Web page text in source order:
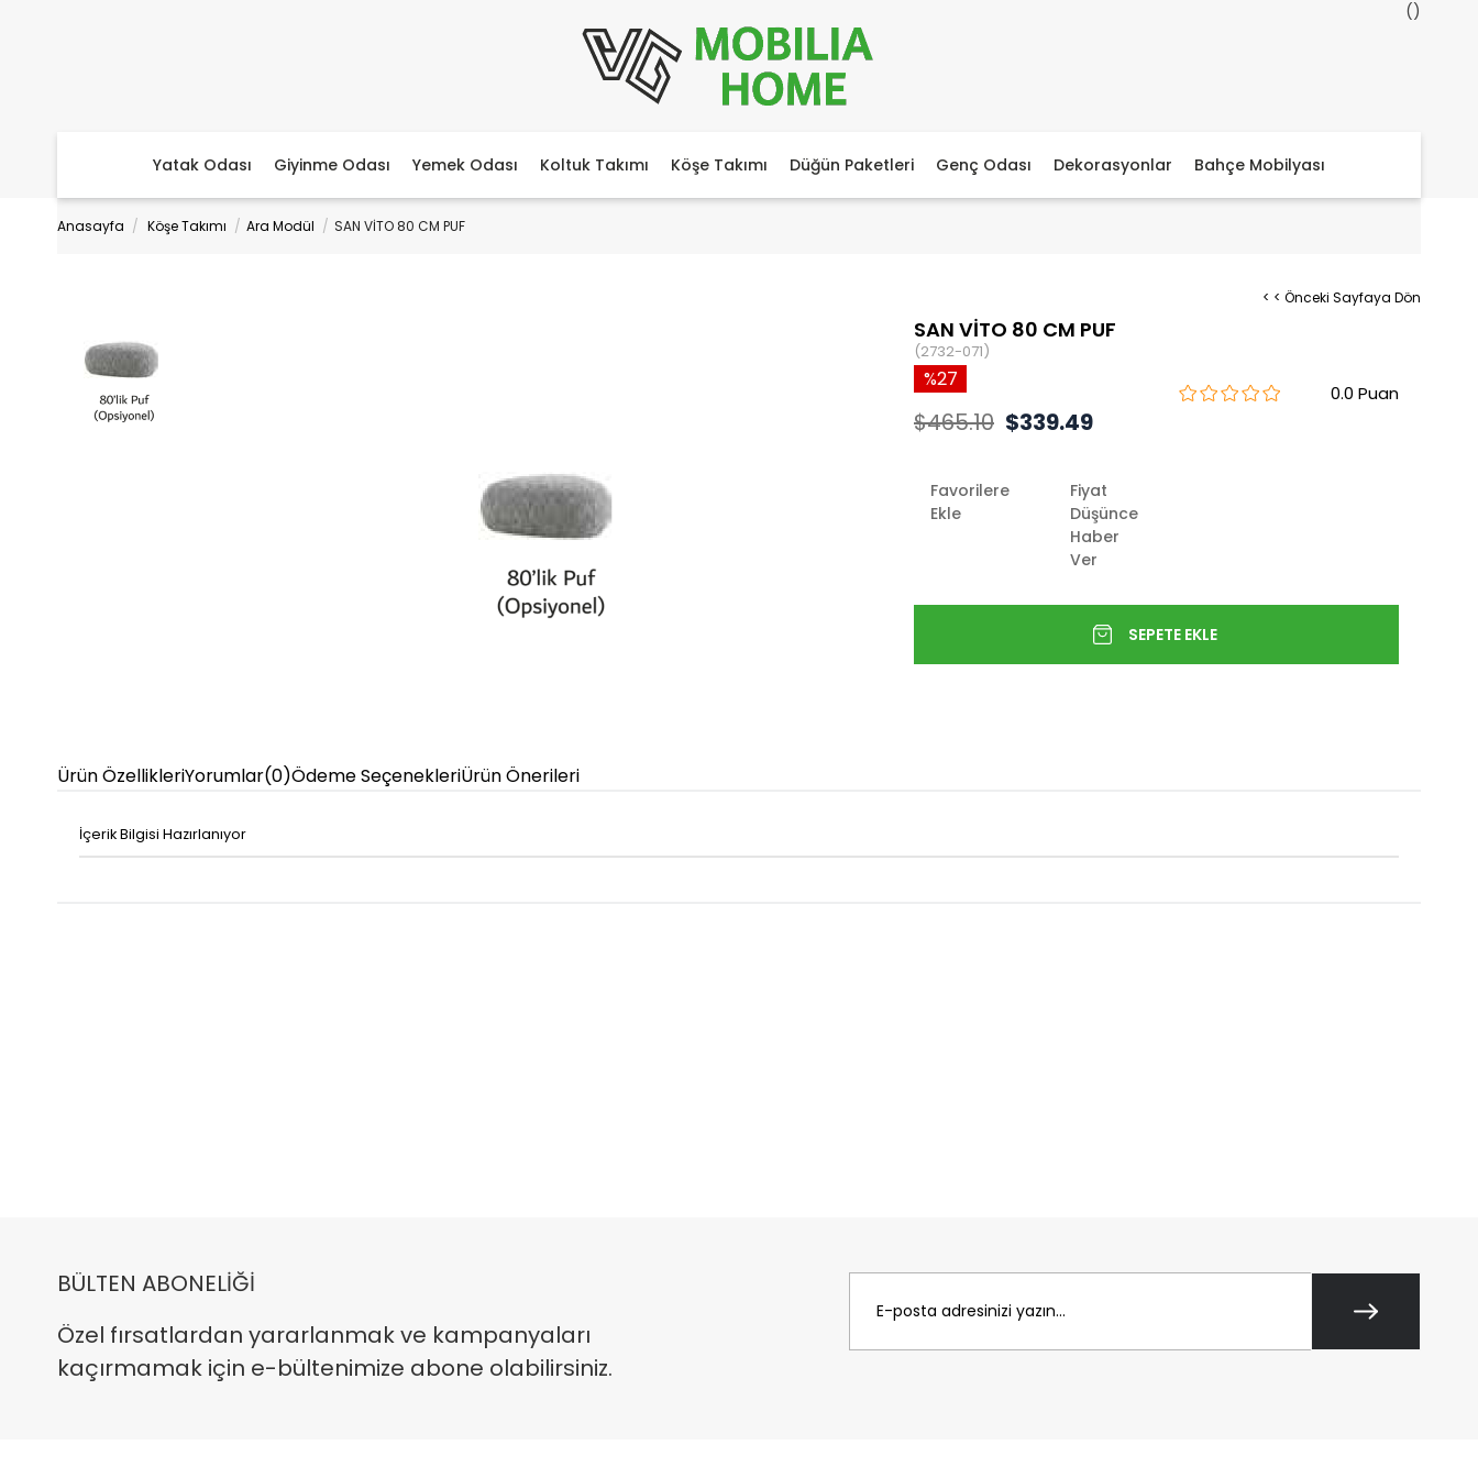
Yatak Odası Giyinme Odası Yemek Odası Koltuk Takımı Köşe Takımı Düğün Paketleri Genç Odası Dekorasyonlar Bahçe Mobilyası
Anasayfa Köşe Takımı Ara Modül SAN VİTO 80 CM PUF
< < Önceki Sayfaya Dön
SAN VİTO 80 CM PUF
(2732-071)
0.0
27
$465.10 $339.49
Favorilere
Ekle
Fiyat
Düşünce
Haber
Ver
Ürün ÖzellikleriYorumlar(0)Ödeme SeçenekleriÜrün Önerileri
İçerik Bilgisi Hazırlanıyor
BÜLTEN ABONELİĞİ
Özel fırsatlardan yararlanmak ve kampanyaları
kaçırmamak için e-bültenimize abone olabilirsiniz.